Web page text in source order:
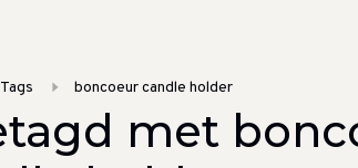
Tags boncoeur candle holder
met